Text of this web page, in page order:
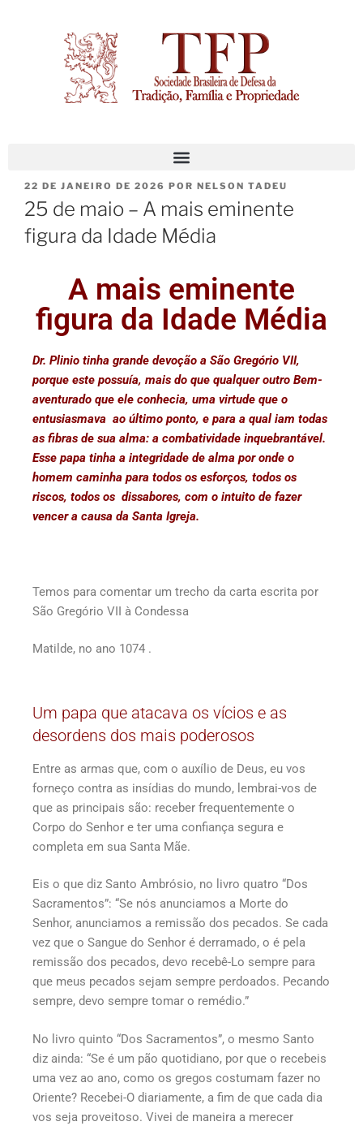
22 DE JANEIRO DE 2026 POR NELSON TADEU
25 de maio – A mais eminente
figura da Idade Média
A mais eminente
figura da Idade Média
Dr. Plinio tinha grande devoção a São Gregório VII,
porque este possuía, mais do que qualquer outro Bem-
aventurado que ele conhecia, uma virtude que o
entusiasmava ao último ponto, e para a qual iam todas
as fibras de sua alma: a combatividade inquebrantável.
Esse papa tinha a integridade de alma por onde o
homem caminha para todos os esforços, todos os
riscos, todos os dissabores, com o intuito de fazer
vencer a causa da Santa Igreja.
Temos para comentar um trecho da carta escrita por
São Gregório VII à Condessa
Matilde, no ano 1074 .
Um papa que atacava os vícios e as
desordens dos mais poderosos
Entre as armas que, com o auxílio de Deus, eu vos
forneço contra as insídias do mundo, lembrai-vos de
que as principais são: receber frequentemente o
Corpo do Senhor e ter uma confiança segura e
completa em sua Santa Mãe.
Eis o que diz Santo Ambrósio, no livro quatro “Dos
Sacramentos”: “Se nós anunciamos a Morte do
Senhor, anunciamos a remissão dos pecados. Se cada
vez que o Sangue do Senhor é derramado, o é pela
remissão dos pecados, devo recebê-Lo sempre para
que meus pecados sejam sempre perdoados. Pecando
sempre, devo sempre tomar o remédio.”
No livro quinto “Dos Sacramentos”, o mesmo Santo
diz ainda: “Se é um pão quotidiano, por que o recebeis
uma vez ao ano, como os gregos costumam fazer no
Oriente? Recebei-O diariamente, a fim de que cada dia
vos seja proveitoso. Vivei de maneira a merecer